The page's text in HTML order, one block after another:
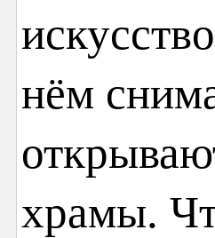
нём
храмы.